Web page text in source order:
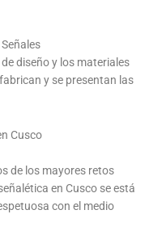
diseño y los materiales
y se presentan las
Cusco
de los mayores retos
en Cusco se está
con el medio